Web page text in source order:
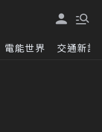
電能世界 交通新訊